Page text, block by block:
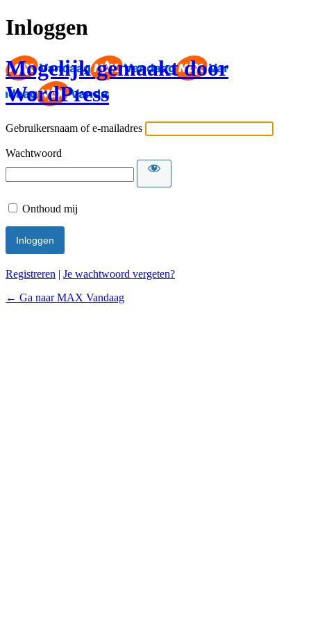
Inloggen
Mogelijk gemaakt door
WordPress
Gebruikersnaam of e-mailadres
Wachtwoord
Onthoud mij
Registreren | Je wachtwoord vergeten?
← Ga naar MAX Vandaag